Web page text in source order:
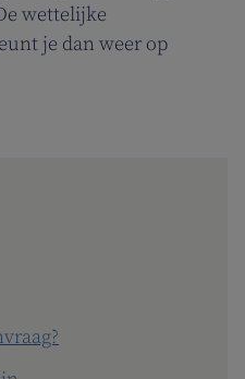
wettelijke
je dan weer op